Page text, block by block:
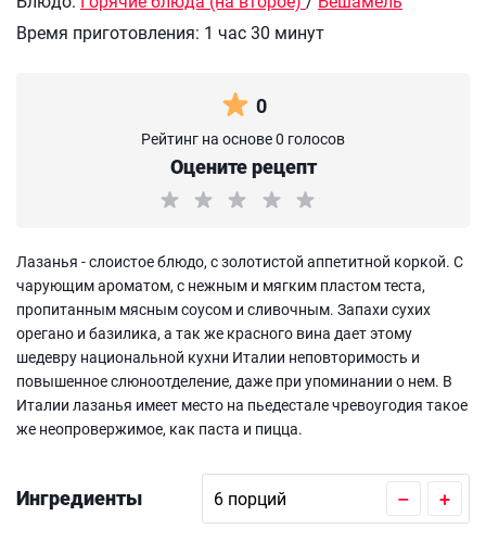
Время приготовления: 1 час 30 минут
0
Рейтинг на основе 0 голосов
Оцените рецепт
Лазанья - слоистое блюдо, с золотистой аппетитной коркой. С
чарующим ароматом, с нежным и мягким пластом теста,
пропитанным мясным соусом и сливочным. Запахи сухих
орегано и базилика, а так же красного вина дает этому
шедевру национальной кухни Италии неповторимость и
повышенное слюноотделение, даже при упоминании о нем. В
Италии лазанья имеет место на пьедестале чревоугодия такое
же неопровержимое, как паста и пицца.
Ингредиенты – +